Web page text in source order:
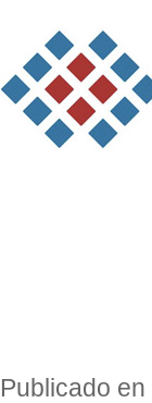
Publicado en